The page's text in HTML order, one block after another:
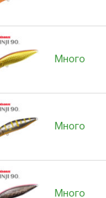
Много
Много
Много